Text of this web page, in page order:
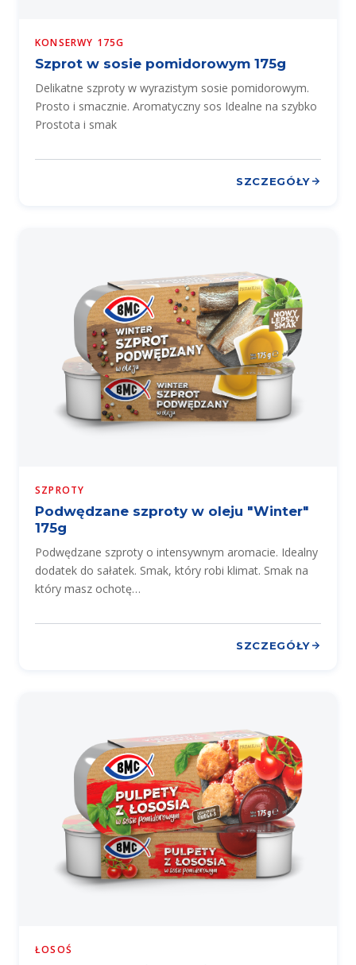
KONSERWY 175G
Szprot w sosie pomidorowym 175g
Delikatne szproty w wyrazistym sosie pomidorowym.
Prosto i smacznie. Aromatyczny sos Idealne na szybko
Prostota i smak
SZCZEGÓŁY
SZPROTY
Podwędzane szproty w oleju "Winter"
175g
Podwędzane szproty o intensywnym aromacie. Idealny
dodatek do sałatek. Smak, który robi klimat. Smak na
który masz ochotę…
SZCZEGÓŁY
ŁOSOŚ